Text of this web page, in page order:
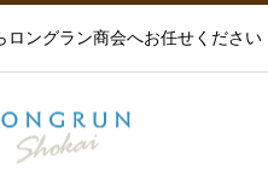
ロングラン商会へお任せください